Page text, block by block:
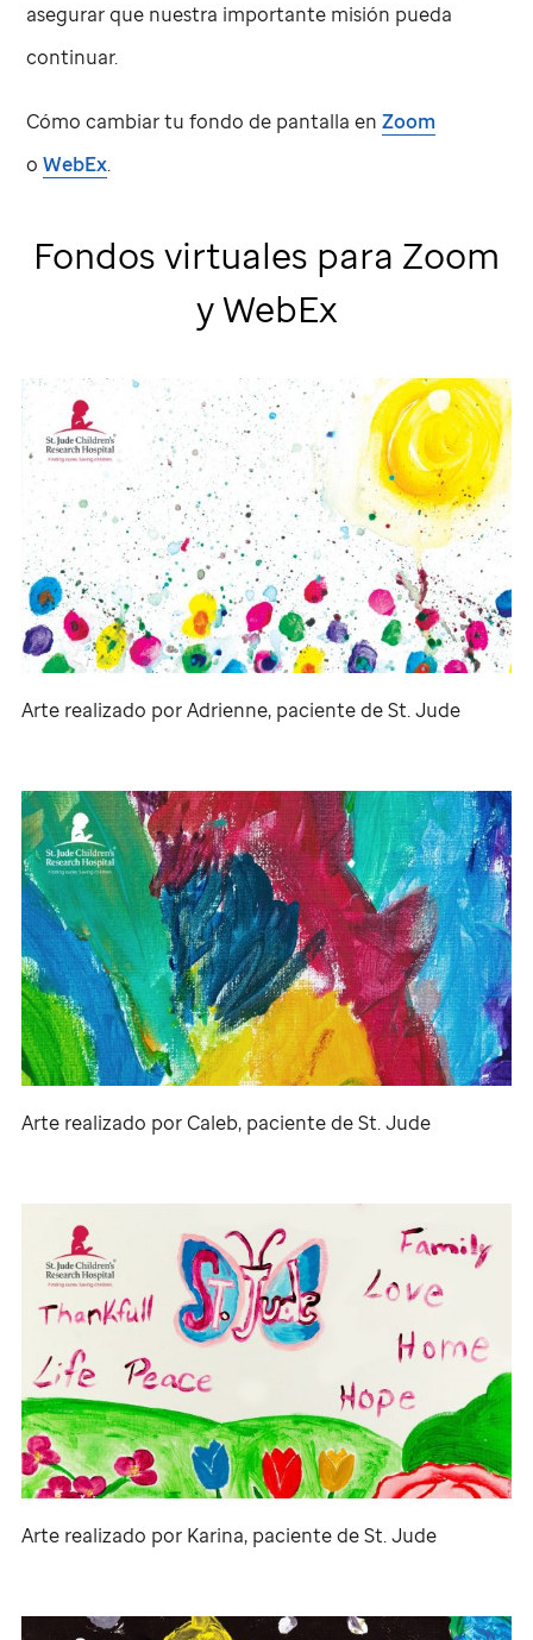
asegurar que nuestra importante misión pueda
continuar.
Cómo cambiar tu fondo de pantalla enZoom
oWebEx.
Fondos virtuales para Zoom
y WebEx
Arte realizado por Adrienne, paciente deSt. Jude
Arte realizado por Caleb, paciente deSt. Jude
Arte realizado por Karina, paciente deSt. Jude